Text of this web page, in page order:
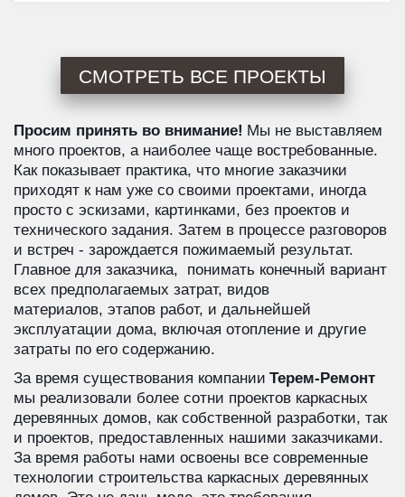
СМОТРЕТЬ ВСЕ ПРОЕКТЫ
Просим принять во внимание! Мы не выставляем
много проектов, а наиболее чаще востребованные.
Как показывает практика, что многие заказчики
приходят к нам уже со своими проектами, иногда
просто с эскизами, картинками, без проектов и
технического задания. Затем в процессе разговоров
и встреч - зарождается пожимаемый результат.
Главное для заказчика,  понимать конечный вариант
всех предполагаемых затрат, видов
материалов, этапов работ, и дальнейшей
эксплуатации дома, включая отопление и другие
затраты по его содержанию.
За время существования компании Терем-Ремонт
мы реализовали более сотни проектов каркасных
деревянных домов, как собственной разработки, так
и проектов, предоставленных нашими заказчиками.
За время работы нами освоены все современные
технологии строительства каркасных деревянных